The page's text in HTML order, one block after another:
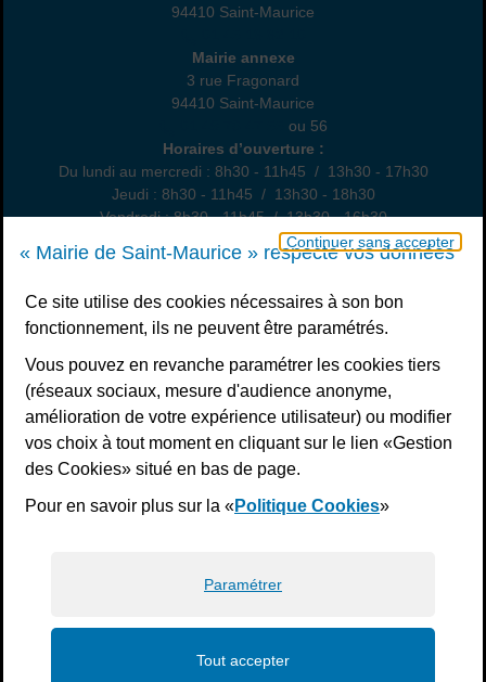
Continuer sans accepter
« Mairie de Saint-Maurice » respecte vos données
Ce site utilise des cookies nécessaires à son bon
fonctionnement, ils ne peuvent être paramétrés.
Vous pouvez en revanche paramétrer les cookies tiers
(réseaux sociaux, mesure d'audience anonyme,
amélioration de votre expérience utilisateur) ou modifier
vos choix à tout moment en cliquant sur le lien «Gestion
des Cookies» situé en bas de page.
Pour en savoir plus sur la «Politique Cookies»
Paramétrer
Tout accepter
94410 Saint-Maurice
Annexe
Mairie annexe
3 rue Fragonard
94410 Saint-Maurice
ou 56
Horaires d’ouverture :
Du lundi au mercredi : 8h30 - 11h45 / 13h30 - 17h30
Jeudi : 8h30 - 11h45 / 13h30 - 18h30
Vendredi : 8h30 - 11h45 / 13h30 - 16h30
Un samedi par mois : permanence état civil, sur rendez-vous
S’inscrire à la newsletter
Télécharger l’application
Nous suivre
Facebook
Instagram
Youtube
LinkedIn
Calaméo